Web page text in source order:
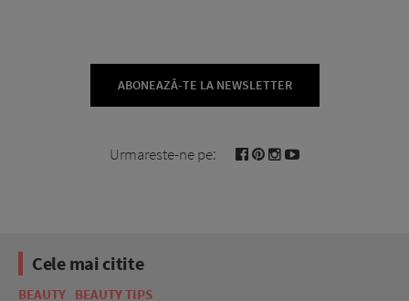
ABONEAZĂ-TE LA NEWSLETTER
Urmareste-ne pe:
Cele mai citite
BEAUTY BEAUTY TIPS